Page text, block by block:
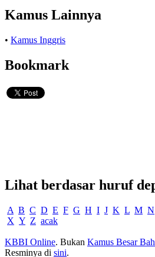
Kamus Lainnya
• Kamus Inggris
Bookmark
Lihat berdasar huruf
A B C D E F G H I J K L M N
X Y Z acak
KBBI Online. Bukan Kamus Besar
Resminya di sini.